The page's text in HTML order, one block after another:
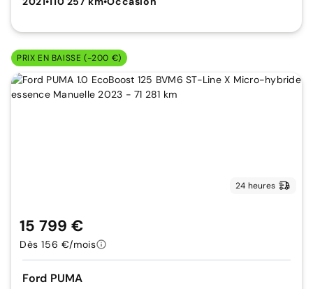
PRIX EN BAISSE (-200 €)
24 heures
Ford PUMA
15 799 €
Dès 156 €/mois